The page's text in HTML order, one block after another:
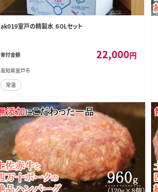
ak019室戸の精製水 ６０Lセット
寄付金額 22,000円
高知県室戸市
常温